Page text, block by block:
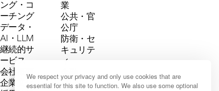
We respect your privacy and only use cookies that are
essential for this site to function. We also use some optional
ング・コ
ーチング
データ・
AI・LLM
継続的サ
ービス
会社概要
企業文化
業
公共・官
公庁
防衛・セ
キュリテ
ィ
（EN）